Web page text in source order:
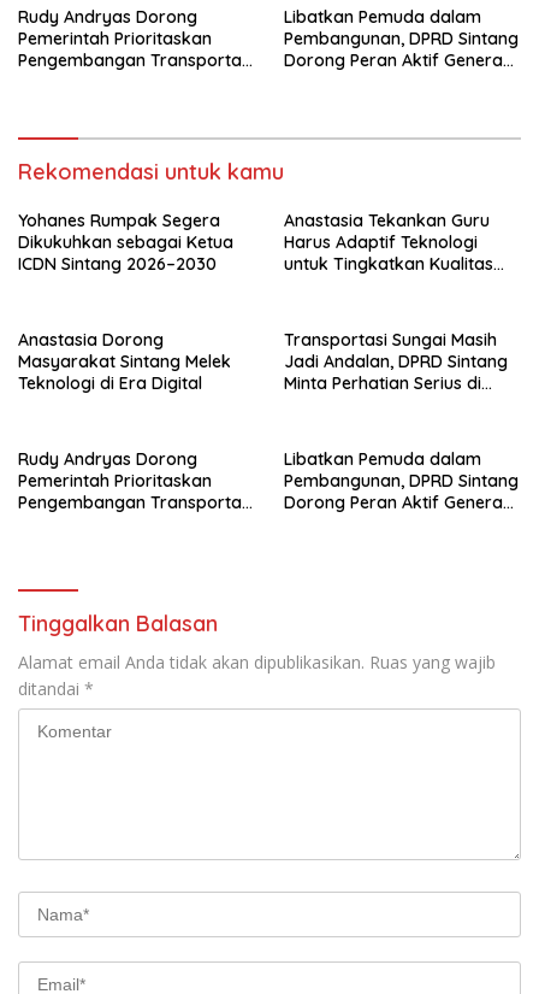
Rudy Andryas Dorong
Pemerintah Prioritaskan
Pengembangan Transportasi
Libatkan Pemuda dalam
Pembangunan, DPRD Sintang
Dorong Peran Aktif Generasi
Rekomendasi untuk kamu
Yohanes Rumpak Segera
Dikukuhkan sebagai Ketua
ICDN Sintang 2026–2030
Anastasia Tekankan Guru
Harus Adaptif Teknologi
untuk Tingkatkan Kualitas
Anastasia Dorong
Masyarakat Sintang Melek
Teknologi di Era Digital
Transportasi Sungai Masih
Jadi Andalan, DPRD Sintang
Minta Perhatian Serius di
Rudy Andryas Dorong
Pemerintah Prioritaskan
Pengembangan Transportasi
Libatkan Pemuda dalam
Pembangunan, DPRD Sintang
Dorong Peran Aktif Generasi
Tinggalkan Balasan
Alamat email Anda tidak akan dipublikasikan. Ruas yang wajib
ditandai *